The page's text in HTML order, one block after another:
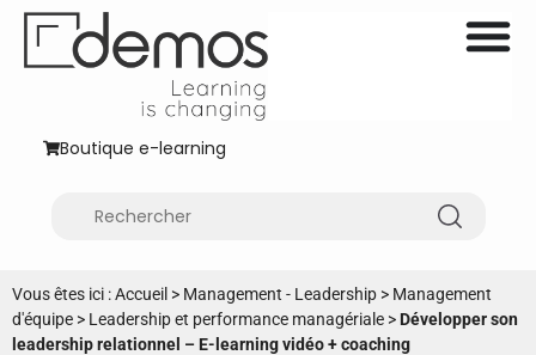
Boutique e-learning
Vous êtes ici :Accueil > Management - Leadership > Management
d'équipe > Leadership et performance managériale >Développer son
leadership relationnel – E-learning vidéo + coaching